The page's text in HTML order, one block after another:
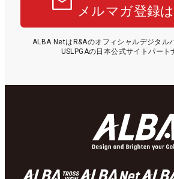
メルマガ登録
ALBA NetはR&Aのオフィシャルデジタル
USLPGAの日本公式サイトパート